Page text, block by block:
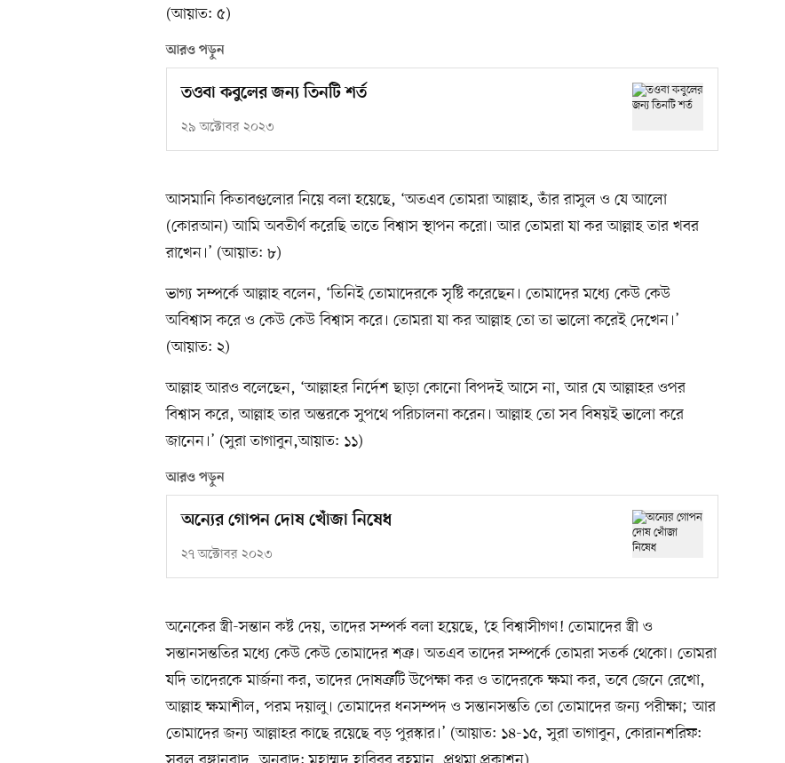
(আয়াত: ৫)
আরও পড়ুন
তওবা কবুলের জন্য তিনটি শর্ত
২৯ অক্টোবর ২০২৩
আসমানি কিতাবগুলোর নিয়ে বলা হয়েছে, ‘অতএব তোমরা আল্লাহ, তাঁর রাসুল ও যে আলো
(কোরআন) আমি অবতীর্ণ করেছি তাতে বিশ্বাস স্থাপন করো। আর তোমরা যা কর আল্লাহ তার খবর
রাখেন।’ (আয়াত: ৮)
ভাগ্য সম্পর্কে আল্লাহ বলেন, ‘তিনিই তোমাদেরকে সৃষ্টি করেছেন। তোমাদের মধ্যে কেউ কেউ
অবিশ্বাস করে ও কেউ কেউ বিশ্বাস করে। তোমরা যা কর আল্লাহ তো তা ভালো করেই দেখেন।’
(আয়াত: ২)
আল্লাহ আরও বলেছেন, ‘আল্লাহর নির্দেশ ছাড়া কোনো বিপদই আসে না, আর যে আল্লাহর ওপর
বিশ্বাস করে, আল্লাহ তার অন্তরকে সুপথে পরিচালনা করেন। আল্লাহ তো সব বিষয়ই ভালো করে
জানেন।’ (সুরা তাগাবুন,আয়াত: ১১)
আরও পড়ুন
অন্যের গোপন দোষ খোঁজা নিষেধ
২৭ অক্টোবর ২০২৩
অনেকের স্ত্রী-সন্তান কষ্ট দেয়, তাদের সম্পর্ক বলা হয়েছে, ‘হে বিশ্বাসীগণ! তোমাদের স্ত্রী ও
সন্তানসন্ততির মধ্যে কেউ কেউ তোমাদের শত্রু। অতএব তাদের সম্পর্কে তোমরা সতর্ক থেকো। তোমরা
যদি তাদেরকে মার্জনা কর, তাদের দোষত্রুটি উপেক্ষা কর ও তাদেরকে ক্ষমা কর, তবে জেনে রেখো,
আল্লাহ ক্ষমাশীল, পরম দয়ালু। তোমাদের ধনসম্পদ ও সন্তানসন্ততি তো তোমাদের জন্য পরীক্ষা; আর
তোমাদের জন্য আল্লাহর কাছে রয়েছে বড় পুরস্কার।’ (আয়াত: ১৪-১৫, সুরা তাগাবুন, কোরানশরিফ: